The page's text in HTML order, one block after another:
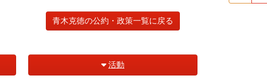
青木克徳の公約・政策一覧に戻る
活動